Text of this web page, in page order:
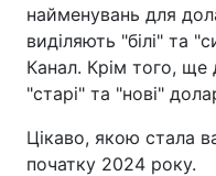
найменувань для
виділяють "білі" та
Канал. Крім того, ще
"старі" та "нові"
Цікаво, якою стала
початку 2024 року.